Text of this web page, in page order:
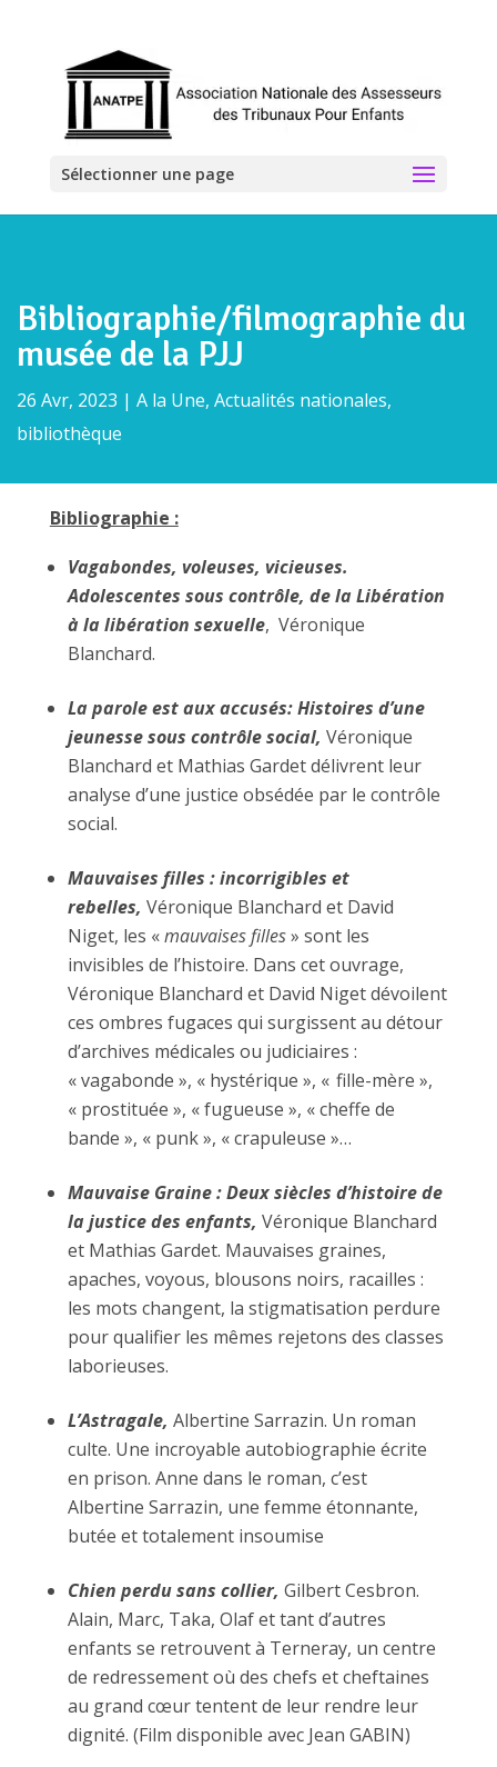
Sélectionner une page
Bibliographie/filmographie du
musée de la PJJ
26 Avr, 2023 | A la Une, Actualités nationales,
bibliothèque
Bibliographie :
Vagabondes, voleuses, vicieuses.
Adolescentes sous contrôle, de la Libération
à la libération sexuelle, Véronique
Blanchard.
La parole est aux accusés: Histoires d’une
jeunesse sous contrôle social, Véronique
Blanchard et Mathias Gardet délivrent leur
analyse d’une justice obsédée par le contrôle
social.
Mauvaises filles : incorrigibles et
rebelles, Véronique Blanchard et David
Niget, les «mauvaises filles» sont les
invisibles de l’histoire. Dans cet ouvrage,
Véronique Blanchard et David Niget dévoilent
ces ombres fugaces qui surgissent au détour
d’archives médicales ou judiciaires :
« vagabonde », « hystérique », « fille-mère »,
« prostituée », « fugueuse », « cheffe de
bande », « punk », « crapuleuse »…
Mauvaise Graine : Deux siècles d’histoire de
la justice des enfants, Véronique Blanchard
et Mathias Gardet. Mauvaises graines,
apaches, voyous, blousons noirs, racailles :
les mots changent, la stigmatisation perdure
pour qualifier les mêmes rejetons des classes
laborieuses.
L’Astragale, Albertine Sarrazin. Un roman
culte. Une incroyable autobiographie écrite
en prison. Anne dans le roman, c’est
Albertine Sarrazin, une femme étonnante,
butée et totalement insoumise
Chien perdu sans collier, Gilbert Cesbron.
Alain, Marc, Taka, Olaf et tant d’autres
enfants se retrouvent à Terneray, un centre
de redressement où des chefs et cheftaines
au grand cœur tentent de leur rendre leur
dignité. (Film disponible avec Jean GABIN)